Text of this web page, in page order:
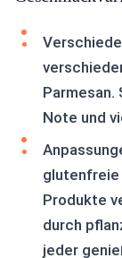
Parmesan.
Note und
glutenfreie
Produkte
durch
jeder